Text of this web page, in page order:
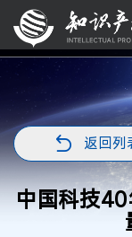
返回列
中国科技